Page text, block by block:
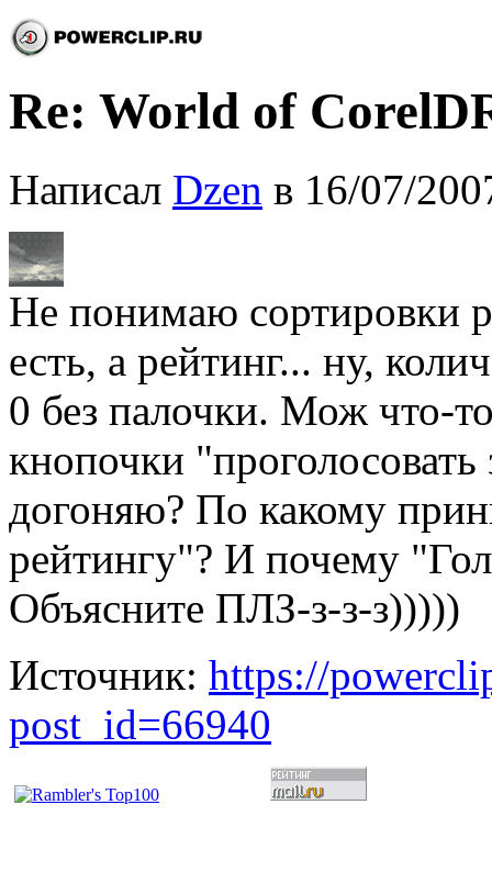
Re: World of
Написал Dzen в 16/07/
Не понимаю сортировки
есть, а рейтинг... ну,
0 без палочки. Мож что-
кнопочки
догоняю? По какому
рейтингу"? И почему
Объясните ПЛЗ-з-з-з)))))
Источник: https://
post_id=66940